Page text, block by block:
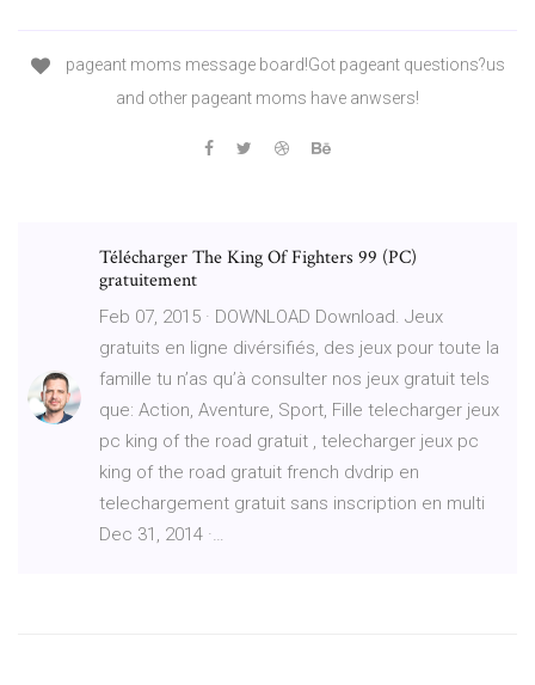
pageant moms message board!Got pageant questions?us
and other pageant moms have anwsers!
Télécharger The King Of Fighters 99 (PC)
gratuitement
Feb 07, 2015 · DOWNLOAD Download. Jeux
gratuits en ligne divérsifiés, des jeux pour toute la
famille tu n’as qu’à consulter nos jeux gratuit tels
que: Action, Aventure, Sport, Fille telecharger jeux
pc king of the road gratuit , telecharger jeux pc
king of the road gratuit french dvdrip en
telechargement gratuit sans inscription en multi
Dec 31, 2014 ·…